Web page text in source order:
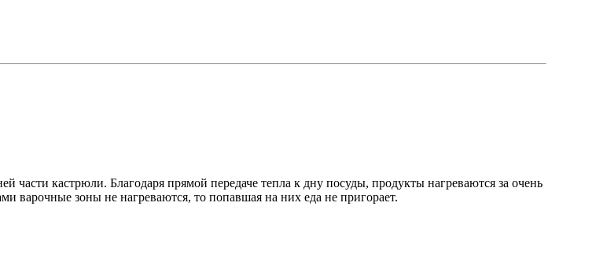
части кастрюли. Благодаря прямой передаче тепла к дну посуды, продукты нагреваются за очень
варочные зоны не нагреваются, то попавшая на них еда не пригорает.